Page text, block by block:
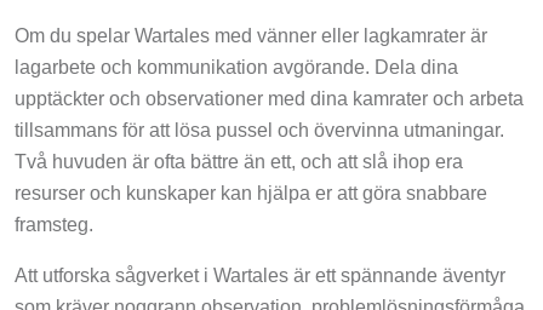
Om du spelar Wartales med vänner eller lagkamrater är
lagarbete och kommunikation avgörande. Dela dina
upptäckter och observationer med dina kamrater och arbeta
tillsammans för att lösa pussel och övervinna utmaningar.
Två huvuden är ofta bättre än ett, och att slå ihop era
resurser och kunskaper kan hjälpa er att göra snabbare
framsteg.
Att utforska sågverket i Wartales är ett spännande äventyr
som kräver noggrann observation, problemlösningsförmåga